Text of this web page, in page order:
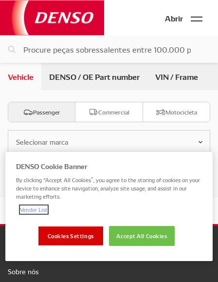
Abrir
Vehicle DENSO / OE Part number VIN / Frame
Passenger Commercial Motocicleta
Selecionar marca
Sobre nós
DENSO Cookie Banner
By clicking “Accept All Cookies”, you agree to the storing of cookies on your
device to enhance site navigation, analyze site usage, and assist in our
marketing efforts.
Vendor List
Accept All Cookies
Cookies Settings